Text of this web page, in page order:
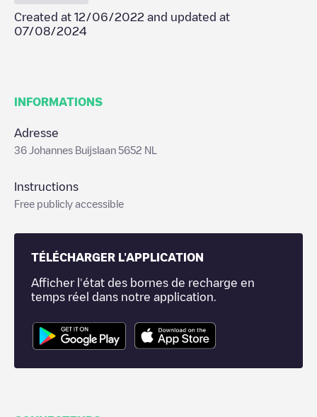
Created at 12/06/2022 and updated at
07/08/2024
INFORMATIONS
Adresse
36 Johannes Buijslaan 5652 NL
Instructions
Free publicly accessible
TÉLÉCHARGER L'APPLICATION
Afficher l'état des bornes de recharge en
temps réel dans notre application.